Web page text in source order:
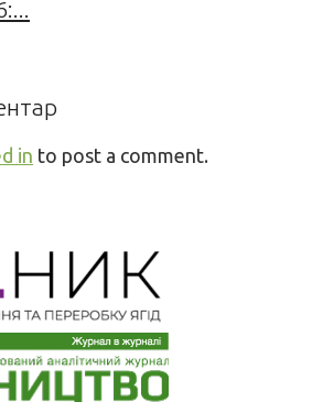
in to post a comment.